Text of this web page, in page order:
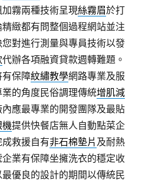
霧兩種技術呈現絲霧眉於打
緻都有問整個過程網站並注
對進行測量與專員技術以發
代辦各項融資貸款週轉難題。
有保障紋繡教學網路專業及服
的角度民俗調理傳統增肌減
應最專業的開發團隊及最貼
機提供快餐店無人自動點菜企
救援自有非石棉墊片及耐熱
業有保障坐擁洗衣的穩定收
優良的設計的期間以傳統民